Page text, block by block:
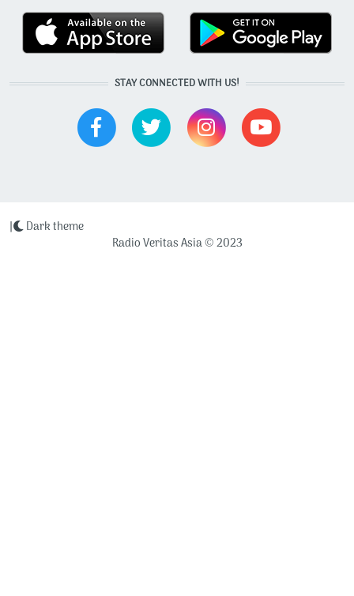
STAY CONNECTED WITH US!
Radio Veritas Asia © 2023
| Dark theme